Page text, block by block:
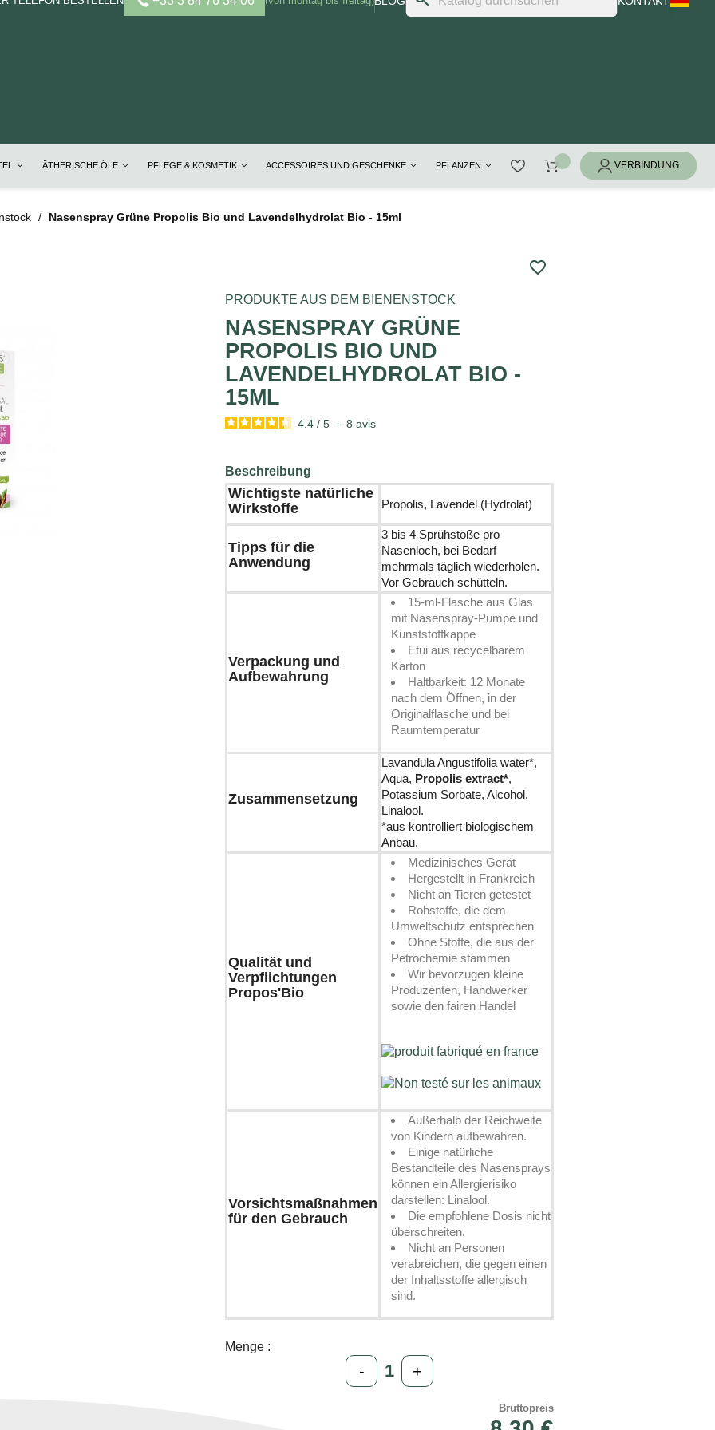
ÄTHERISCHE ÖLE PFLEGE & KOSMETIK ACCESSOIRES UND GESCHENKE PFLANZEN
Nasenspray Grüne Propolis Bio und Lavendelhydrolat Bio - 15ml
favorite_border
PRODUKTE AUS DEM BIENENSTOCK
NASENSPRAY GRÜNE
PROPOLIS BIO UND
LAVENDELHYDROLAT BIO -
15ML
4.4 / 5 - 8avis
Beschreibung
Wichtigste natürliche
Wirkstoffe
Propolis, Lavendel (Hydrolat)
Tipps für die
Anwendung
3 bis 4 Sprühstöße pro
Nasenloch, bei Bedarf
mehrmals täglich wiederholen.
Vor Gebrauch schütteln.
Verpackung und
Aufbewahrung
15-ml-Flasche aus Glas
mit Nasenspray-Pumpe und
Kunststoffkappe
Etui aus recycelbarem
Karton
Haltbarkeit: 12 Monate
nach dem Öffnen, in der
Originalflasche und bei
Raumtemperatur
Zusammensetzung
Lavandula Angustifolia water*,
Aqua, Propolis extract*,
Potassium Sorbate, Alcohol,
Linalool.
*aus kontrolliert biologischem
Anbau.
Qualität und
Verpflichtungen
Propos'Bio
Medizinisches Gerät
Hergestellt in Frankreich
Nicht an Tieren getestet
Rohstoffe, die dem
Umweltschutz entsprechen
Ohne Stoffe, die aus der
Petrochemie stammen
Wir bevorzugen kleine
Produzenten, Handwerker
sowie den fairen Handel
Vorsichtsmaßnahmen
für den Gebrauch
Außerhalb der Reichweite
von Kindern aufbewahren.
Einige natürliche
Bestandteile des Nasensprays
können ein Allergierisiko
darstellen: Linalool.
Die empfohlene Dosis nicht
überschreiten.
Nicht an Personen
verabreichen, die gegen einen
der Inhaltsstoffe allergisch
sind.
Menge :
- +
Bruttopreis